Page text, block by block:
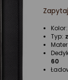
Kolor:
Typ:
60